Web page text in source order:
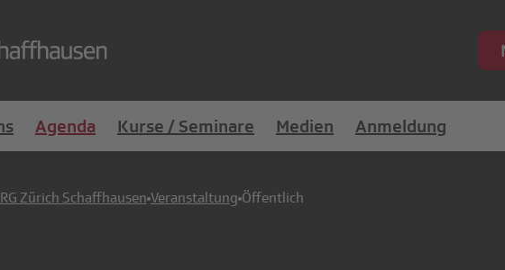
Agenda Kurse / Seminare Medien Anmeldung
Zürich Schaffhausen Veranstaltung Öffentlich